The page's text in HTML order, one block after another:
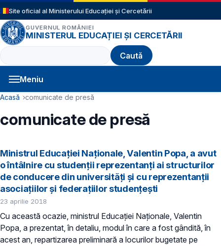
Sari la conținutul principal
Site oficial al Ministerului Educației și Cercetării
GUVERNUL ROMÂNIEI
MINISTERUL EDUCAȚIEI ȘI CERCETĂRII
Caută
Meniu
Navigație principală
Cale de navigare
Acasă comunicate de presă
comunicate de presă
Ministrul Educației Naționale, Valentin Popa, a avut
o întâlnire cu studenții reprezentanți ai structurilor
de conducere din universități și cu reprezentanții
asociațiilor și federațiilor studențești
23 aprilie 2018
Cu această ocazie, ministrul Educației Naționale, Valentin
Popa, a prezentat, în detaliu, modul în care a fost gândită, în
acest an, repartizarea preliminară a locurilor bugetate pe